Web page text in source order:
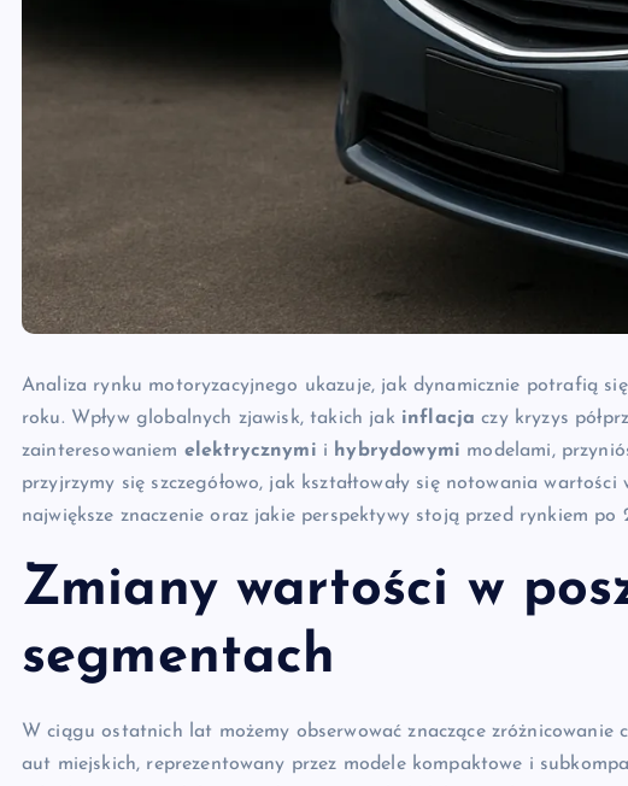
Analiza rynku motoryzacyjnego ukazuje, jak dynamicznie potrafią
roku. Wpływ globalnych zjawisk, takich jak inflacja czy kryzys
zainteresowaniem elektrycznymi i hybrydowymi modelami,
przyjrzymy się szczegółowo, jak kształtowały się notowania
największe znaczenie oraz jakie perspektywy stoją przed rynkiem po
Zmiany wartości w
segmentach
W ciągu ostatnich lat możemy obserwować znaczące zróżnicowanie
aut miejskich, reprezentowany przez modele kompaktowe i